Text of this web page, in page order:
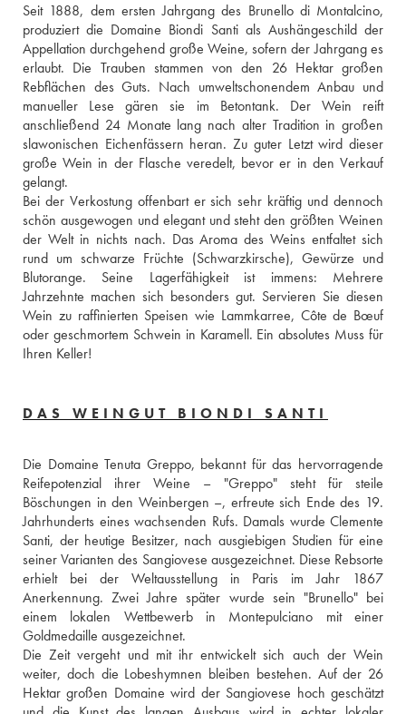
Seit 1888, dem ersten Jahrgang des Brunello di Montalcino,
produziert die Domaine Biondi Santi als Aushängeschild der
Appellation durchgehend große Weine, sofern der Jahrgang es
erlaubt. Die Trauben stammen von den 26 Hektar großen
Rebflächen des Guts. Nach umweltschonendem Anbau und
manueller Lese gären sie im Betontank. Der Wein reift
anschließend 24 Monate lang nach alter Tradition in großen
slawonischen Eichenfässern heran. Zu guter Letzt wird dieser
große Wein in der Flasche veredelt, bevor er in den Verkauf
gelangt.
Bei der Verkostung offenbart er sich sehr kräftig und dennoch
schön ausgewogen und elegant und steht den größten Weinen
der Welt in nichts nach. Das Aroma des Weins entfaltet sich
rund um schwarze Früchte (Schwarzkirsche), Gewürze und
Blutorange. Seine Lagerfähigkeit ist immens: Mehrere
Jahrzehnte machen sich besonders gut. Servieren Sie diesen
Wein zu raffinierten Speisen wie Lammkarree, Côte de Bœuf
oder geschmortem Schwein in Karamell. Ein absolutes Muss für
Ihren Keller!
DAS WEINGUT BIONDI SANTI
Die Domaine Tenuta Greppo, bekannt für das hervorragende
Reifepotenzial ihrer Weine – "Greppo" steht für steile
Böschungen in den Weinbergen –, erfreute sich Ende des 19.
Jahrhunderts eines wachsenden Rufs. Damals wurde Clemente
Santi, der heutige Besitzer, nach ausgiebigen Studien für eine
seiner Varianten des Sangiovese ausgezeichnet. Diese Rebsorte
erhielt bei der Weltausstellung in Paris im Jahr 1867
Anerkennung. Zwei Jahre später wurde sein "Brunello" bei
einem lokalen Wettbewerb in Montepulciano mit einer
Goldmedaille ausgezeichnet.
Die Zeit vergeht und mit ihr entwickelt sich auch der Wein
weiter, doch die Lobeshymnen bleiben bestehen. Auf der 26
Hektar großen Domaine wird der Sangiovese hoch geschätzt